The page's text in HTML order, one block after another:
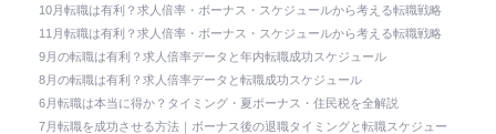
10月転職は有利？求人倍率・ボーナス・スケジュールから考える転職戦略
11月転職は有利？求人倍率・ボーナス・スケジュールから考える転職戦略
9月の転職は有利？求人倍率データと年内転職成功スケジュール
8月の転職は有利？求人倍率データと転職成功スケジュール
6月転職は本当に得か？タイミング・夏ボーナス・住民税を全解説
7月転職を成功させる方法｜ボーナス後の退職タイミングと転職スケジュー